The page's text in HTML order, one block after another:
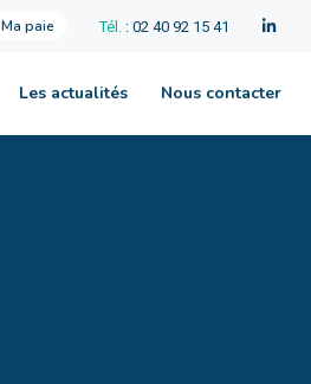
Ma paie Tél. : 02 40 92 15 41
Les actualités Nous contacter